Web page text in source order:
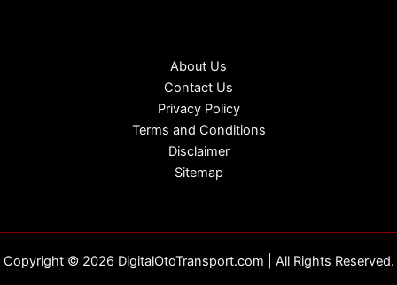
About Us
Contact Us
Privacy Policy
Terms and Conditions
Disclaimer
Sitemap
Copyright © 2026 DigitalOtoTransport.com | All Rights Reserved.